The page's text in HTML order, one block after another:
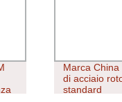
Marca
di acciaio
standard